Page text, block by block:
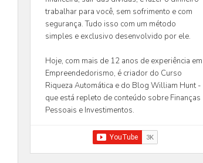
trabalhar para você, sem sofrimento e com
segurança. Tudo isso com um método
simples e exclusivo desenvolvido por ele.
Hoje, com mais de 12 anos de experiência em
Empreendedorismo, é criador do Curso
Riqueza Automática e do Blog William Hunt -
que está repleto de conteúdo sobre Finanças
Pessoais e Investimentos.